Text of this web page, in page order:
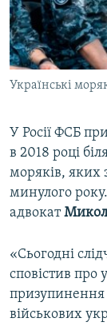
СВІДЧЕННЯ
УКРАЇНСЬКА
ІНФОГРАФІКА
Qırımtatar
ДОЛУЧАЙСЯ!
Усі сайти
Українські
У Росії ФСБ
в 2018 році
моряків, яких
минулого
адвокат
«Сьогодні
сповістив про
призупинення
військових